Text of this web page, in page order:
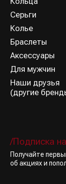
Все права защищены